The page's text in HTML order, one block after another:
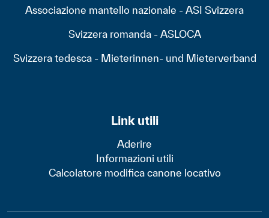
Associazione mantello nazionale - ASI Svizzera
Svizzera romanda - ASLOCA
Svizzera tedesca - Mieterinnen- und Mieterverband
Link utili
Aderire
Informazioni utili
Calcolatore modifica canone locativo